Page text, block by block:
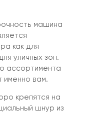
машина
как для
уличных зон.
ассортимента
именно вам.
крепятся на
шнур из